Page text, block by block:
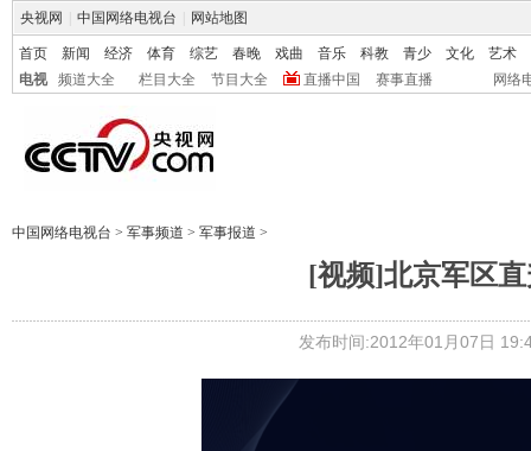
央视网 中国网络电视台 网站地图
首页 新闻 经济 体育 综艺 春晚 戏曲 音乐 科教 青少 文化
艺术
电视
频道大全 栏目大全 节目大全 直播中国 赛事直播 网络
中国网络电视台 > 军事频道 > 军事报道 >
[视频]北京军区
发布时间:2012年01月07日